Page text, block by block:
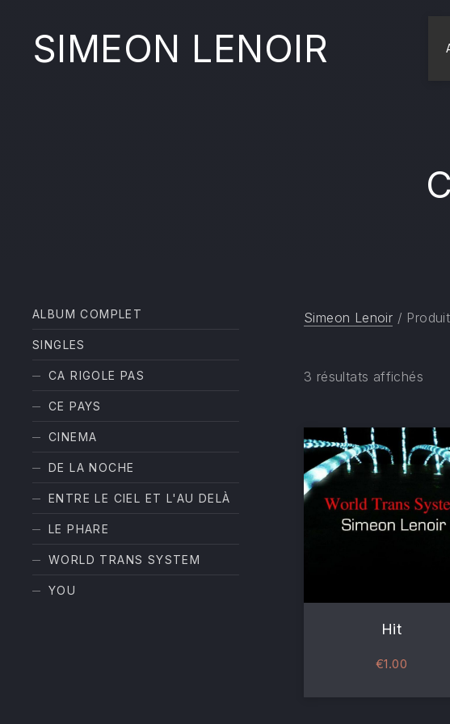
SIMEON LENOIR
Filter products
ALBUM COMPLET
SINGLES
CA RIGOLE PAS
CE PAYS
CINEMA
DE LA NOCHE
ENTRE LE CIEL ET L'AU DELÀ
LE PHARE
WORLD TRANS SYSTEM
YOU
Simeon Lenoir /
3 résultats affichés
Hit
€1.00